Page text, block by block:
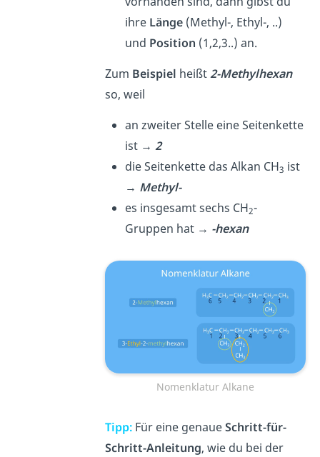
ihre Länge (Methyl-, Ethyl-, ..)
und Position (1,2,3..) an.
Zum Beispiel heißt2-Methylhexan
so, weil
an zweiter Stelle eine Seitenkette
ist →2
die Seitenkette das Alkan CH3 ist
→ Methyl-
es insgesamt sechs CH2-
Gruppen hat → -hexan
Nomenklatur Alkane
Tipp: Für eine genaueSchritt-für-
Schritt-Anleitung, wie du bei der